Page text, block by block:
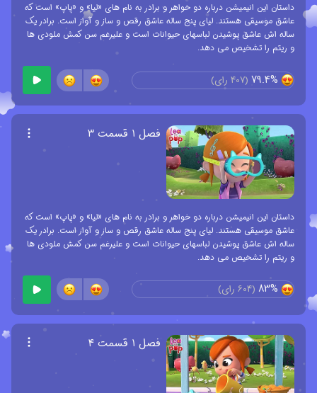
داستان این انیمیشن درباره دو خواهر و برادر به نام های «لیا» و «پاپ» است که
عاشق موسیقی هستند. لیای پنج ساله عاشق رقص و ساز و آواز است. برادر یک
ساله اش عاشق پوشیدن لباسهای حیوانات است و علیرغم سن کمش ملودی ها
و ریتم را تشخیص می دهد.
79.4%
(
407 رای)
فصل ۱ قسمت ۳
داستان این انیمیشن درباره دو خواهر و برادر به نام های «لیا» و «پاپ» است که
عاشق موسیقی هستند. لیای پنج ساله عاشق رقص و ساز و آواز است. برادر یک
ساله اش عاشق پوشیدن لباسهای حیوانات است و علیرغم سن کمش ملودی ها
و ریتم را تشخیص می دهد.
83%
(
604 رای)
فصل ۱ قسمت ۴